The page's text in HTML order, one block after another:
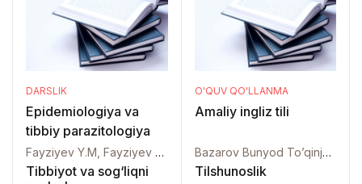
DARSLIK
Epidemiologiya va
tibbiy parazitologiya
Fayziyev Y.M, Fayziyev X.A,
Tibbiyot va sog‘liqni
O'QUV QO'LLANMA
Amaliy ingliz tili
Bazarov Bunyod To’qinjonovich,
Tilshunoslik